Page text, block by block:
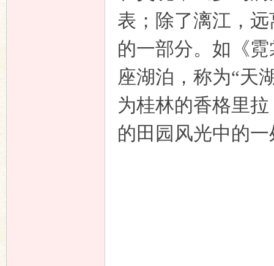
表；除了漓江，
的一部分。如《
座湖泊，称为“天
为桂林的香格里
的田园风光中的一